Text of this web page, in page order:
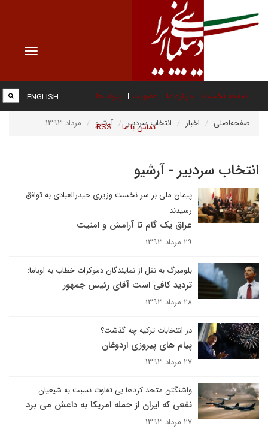
Toggle
صفحه نخست درباره ما عضویت پیوند ها
تماس با ما RSS
ENGLISH
صفحه‌اصلی اخبار انتخاب سردبیر آرشیو مرداد ۱۳۹۳
انتخاب سردبیر - آرشیو
پیمان ملی بر سر نخست وزیری حیدرالعبادی به توافق
رسیدند
عراق یک گام تا آرامش و امنیت
۲۹ مرداد ۱۳۹۳
بلومبرگ به نقل از نمایندگان دموکرات خطاب به اوباما:
تردید کافی است آقای رئیس جمهور
۲۸ مرداد ۱۳۹۳
در انتخابات ترکیه چه گذشت؟
پیام های پیروزی اردوغان
۲۷ مرداد ۱۳۹۳
واشنگتن متحد کردها بی تفاوت نسبت به شیعیان
نفعی که ایران از حمله امریکا به داعش می برد
۲۷ مرداد ۱۳۹۳